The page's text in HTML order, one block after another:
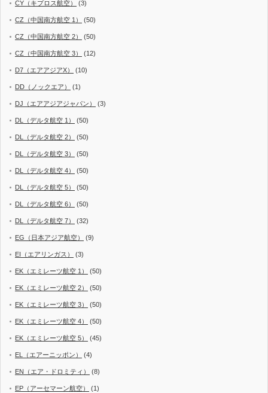
CY（キプロス航空） (3)
CZ（中国南方航空 1） (50)
CZ（中国南方航空 2） (50)
CZ（中国南方航空 3） (12)
D7（エアアジアX） (10)
DD（ノックエア） (1)
DJ（エアアジアジャパン） (3)
DL（デルタ航空 1） (50)
DL（デルタ航空 2） (50)
DL（デルタ航空 3） (50)
DL（デルタ航空 4） (50)
DL（デルタ航空 5） (50)
DL（デルタ航空 6） (50)
DL（デルタ航空 7） (32)
EG（日本アジア航空） (9)
EI（エアリンガス） (3)
EK（エミレーツ航空 1） (50)
EK（エミレーツ航空 2） (50)
EK（エミレーツ航空 3） (50)
EK（エミレーツ航空 4） (50)
EK（エミレーツ航空 5） (45)
EL（エアーニッポン） (4)
EN（エア・ドロミティ） (8)
EP（アーセマーン航空） (1)